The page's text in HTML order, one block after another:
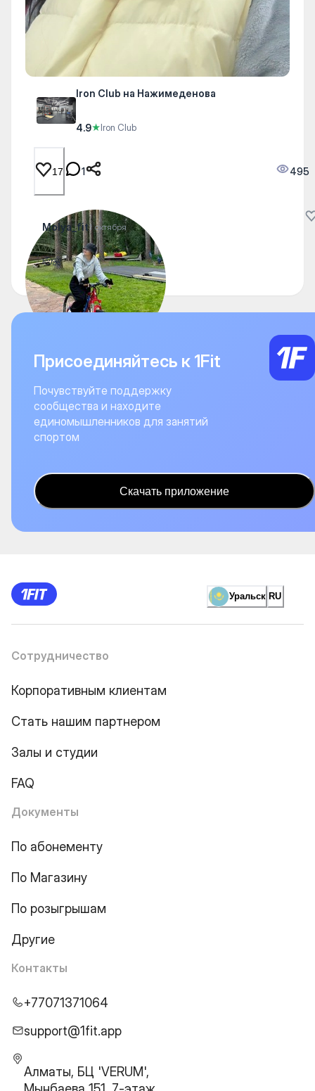
Iron Club на Нажимеденова
4.9★Iron Club
17 1 495
Molya_fit1 октября
🫡🌺
Присоединяйтесь к 1Fit
Почувствуйте поддержку
сообщества и находите
единомышленников для занятий
спортом
Скачать приложение
Уральск RU
Сотрудничество
Корпоративным клиентам
Стать нашим партнером
Залы и студии
FAQ
Документы
По абонементу
По Магазину
По розыгрышам
Другие
Контакты
+77071371064
support@1fit.app
Алматы, БЦ 'VERUM',